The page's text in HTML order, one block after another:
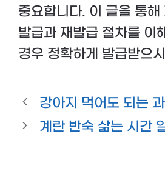
중요합니다. 이 글을 통해
발급과 재발급 절차를 이
경우 정확하게 발급받으
강아지 먹어도 되는
계란 반숙 삶는 시간